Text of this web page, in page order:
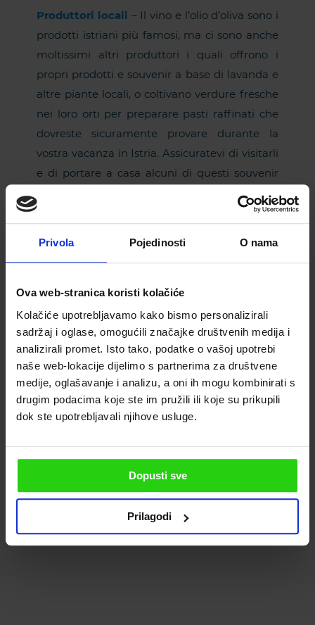
Privola Pojedinosti O nama
Ova web-stranica koristi kolačiće
Kolačiće upotrebljavamo kako bismo personalizirali
sadržaj i oglase, omogućili značajke društvenih medija i
analizirali promet. Isto tako, podatke o vašoj upotrebi
naše web-lokacije dijelimo s partnerima za društvene
medije, oglašavanje i analizu, a oni ih mogu kombinirati s
drugim podacima koje ste im pružili ili koje su prikupili
dok ste upotrebljavali njihove usluge.
Dopusti sve
Prilagodi
Produttori locali – Il vino e l’olio d’oliva sono i
prodotti istriani più famosi, ma ci sono anche
moltissimi altri produttori i quali offrono i
propri prodotti e souvenir a base di lavanda e
altre piante locali, o coltivano verdure fresche
nei loro orti per preparare pasti raffinati che
dovreste sicuramente provare durante la
vostra vacanza in Istria. Assicuratevi di visitarli
e di portare a casa alcuni di questi souvenir
Prosciutto Istriano – Il prosciutto istriano è
un delizioso salume che viene prodotto nella
zona istriana da secoli. Viene servito con un
Sembra che l’Istria abbia veramente tanto da
offrire nella sua tradizione gastronomica.
Allora perché non verificarlo in persona?
Mentre guidate attraverso le piccole città e
villaggi, vi innamorerete dei suoi paesaggi,
renderete conto che la Croazia è davvero
l’essenza del Mediterraneo!
Le 4 attività principali per i
Dove trovare i tartufi!